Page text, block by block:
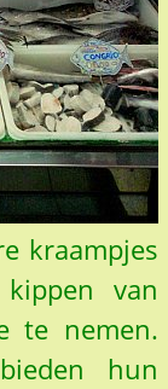
kraampjes
van
te nemen.
hun